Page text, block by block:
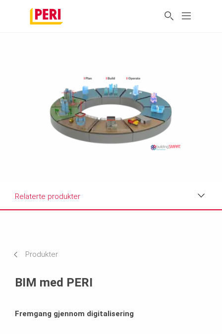
Relaterte produkter
Produkter
BIM med PERI
Fremgang gjennom digitalisering